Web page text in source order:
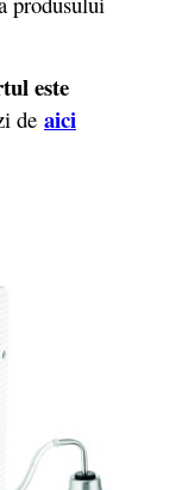
este
de aici